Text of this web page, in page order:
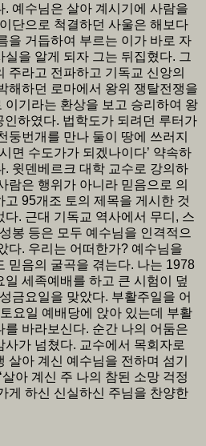
예수님은 살아 계시기에 사람을
단으로 척결하던 사울은 해보다
을 거듭하여 부르는 이가 바로 자
을 알게 되자 그는 뒤집혔다. 그
주라고 전파하고 기독교 신앙의
해하던 로마에서 왕위 쟁탈전쟁을
기라는 환상을 보고 승리하여 왕
하였다. 법학도가 되려던 루터가
둥번개를 만나 둘이 땅에 쓰러지
면 수도가가 되겠나이다’ 약속하
. 윗덴베르크 대학 교수로 강의하
람은 행위가 아니라 믿음으로 의
95개조 토의 제목을 게시한 것
. 근대 기독교 역사에서 무디, 스
봉 등은 모두 예수님을 인격적으
다. 우리는 어떠한가? 예수님을
믿음의 굴곡을 겪는다. 나는 1978
세족예배를 하고 큰 시험이 덮
금요일을 맞았다. 부활주일을 어
요일 예배당에 앉아 있는데 부활
바라보신다. 순간 나의 어둠은
가 넘쳤다. 교수에서 목회자로
살아 계신 예수님을 전하며 섬기
아 계신 주 나의 참된 소망 걱정
게 하신 신실하신 주님을 찬양한